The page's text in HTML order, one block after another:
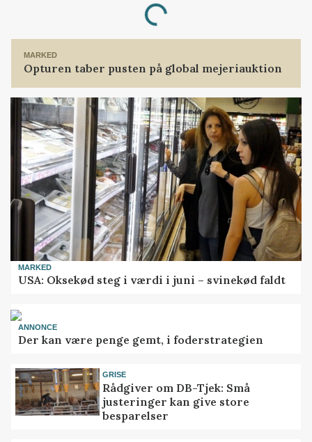
Loading...
MARKED
Opturen taber pusten på global mejeriauktion
MARKED
USA: Oksekød steg i værdi i juni – svinekød faldt
ANNONCE
Der kan være penge gemt, i foderstrategien
GRISE
Rådgiver om DB-Tjek: Små
justeringer kan give store
besparelser